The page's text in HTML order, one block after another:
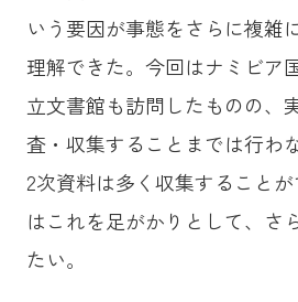
いう要因が事態をさらに複雑
理解できた。今回はナミビア
立文書館も訪問したものの、
査・収集することまでは行わ
2次資料は多く収集すること
はこれを足がかりとして、さ
たい。